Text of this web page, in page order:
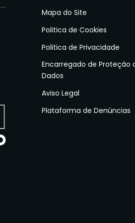
Mapa do Site
Politica de Cookies
Politica de Privacidade
Encarregado de Proteção
Dados
Aviso Legal
Plataforma de Denúncias